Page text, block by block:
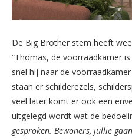
De Big Brother stem heeft
“Thomas, de voorraadkamer
snel hij naar de
staan er schilderezels,
veel later komt er ook een
uitgelegd wordt wat de
gesproken. Bewoners, jullie